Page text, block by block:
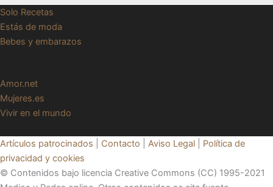
Solo Recetas
Estás de moda
Bebes y embarazos
Amor.net
Mujeres.es
Vivir en el mundo
Artículos patrocinados Contacto Aviso Legal
Política de
privacidad y cookies
© Contenidos bajo licencia Creative Commons (CC) 1995-2021